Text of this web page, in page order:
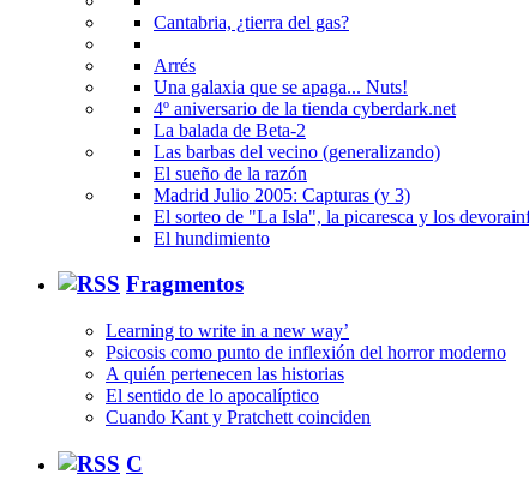
Cantabria, ¿tierra del gas?
Arrés
Una galaxia que se apaga... Nuts!
4º aniversario de la tienda cyberdark.net
La balada de Beta-2
Las barbas del vecino (generalizando)
El sueño de la razón
Madrid Julio 2005: Capturas (y 3)
El sorteo de "La Isla", la picaresca y los
El hundimiento
Fragmentos
Learning to write in a new way’
Psicosis como punto de inflexión del horror moderno
A quién pertenecen las historias
El sentido de lo apocalíptico
Cuando Kant y Pratchett coinciden
C